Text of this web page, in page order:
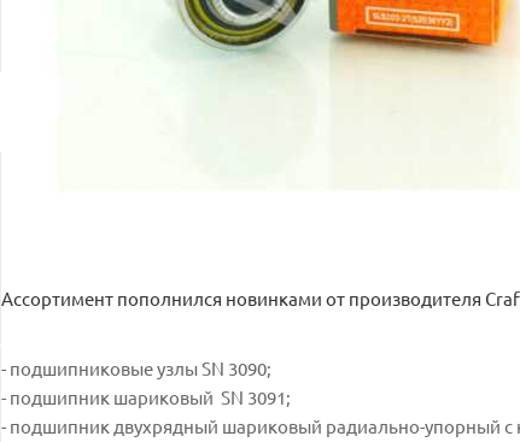
Ассортимент пополнился новинками от производителя
- подшипниковые узлы SN 3090;
- подшипник шариковый SN 3091;
- подшипник двухрядный шариковый радиально-упорный с